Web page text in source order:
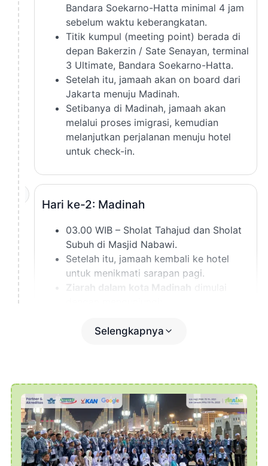
Bandara Soekarno-Hatta minimal 4 jam
sebelum waktu keberangkatan.
Titik kumpul (meeting point) berada di
depan Bakerzin / Sate Senayan, terminal
3 Ultimate, Bandara Soekarno-Hatta.
Setelah itu, jamaah akan on board dari
Jakarta menuju Madinah.
Setibanya di Madinah, jamaah akan
melalui proses imigrasi, kemudian
melanjutkan perjalanan menuju hotel
untuk check-in.
2
Hari ke-2: Madinah
03.00 WIB – Sholat Tahajud dan Sholat
Subuh di Masjid Nabawi.
Setelah itu, jamaah kembali ke hotel
untuk menikmati sarapan pagi.
Ziarah dalam kota Madinah
Makam Baqi’
Tsaqifah Bani Saidah
Dan area sekitar lainnya.(Catatan:
Program dapat disesuaikan
dengan kondisi di lapangan.)
Ziarah Raudhahakan dilakukan sesuai
jadwal tasreh (izin kunjungan) yang
Selengkapnya